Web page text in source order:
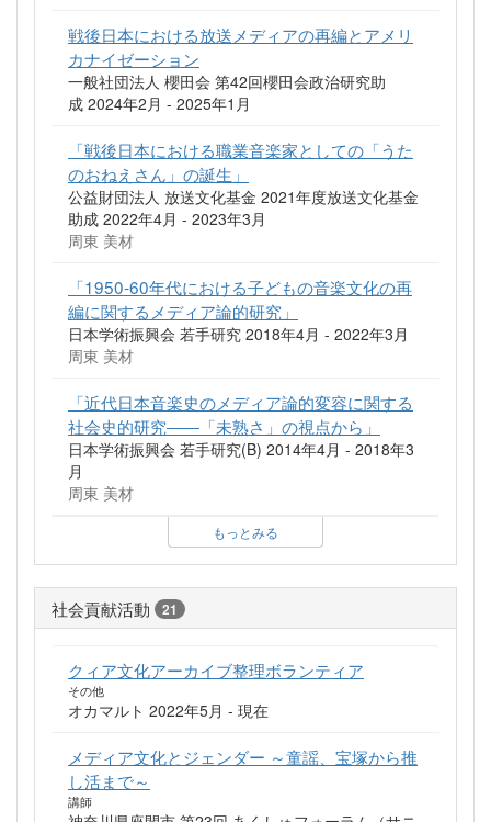
戦後日本における放送メディアの再編とアメリ
カナイゼーション
一般社団法人 櫻田会 第42回櫻田会政治研究助
成 2024年2月 - 2025年1月
「戦後日本における職業音楽家としての「うた
のおねえさん」の誕生」
公益財団法人 放送文化基金 2021年度放送文化基金
助成 2022年4月 - 2023年3月
周東 美材
「1950-60年代における子どもの音楽文化の再
編に関するメディア論的研究」
日本学術振興会 若手研究 2018年4月 - 2022年3月
周東 美材
「近代日本音楽史のメディア論的変容に関する
社会史的研究――「未熟さ」の視点から」
日本学術振興会 若手研究(B) 2014年4月 - 2018年3
月
周東 美材
もっとみる
社会貢献活動 21
クィア文化アーカイブ整理ボランティア
その他
オカマルト 2022年5月 - 現在
メディア文化とジェンダー ～童謡、宝塚から推
し活まで～
講師